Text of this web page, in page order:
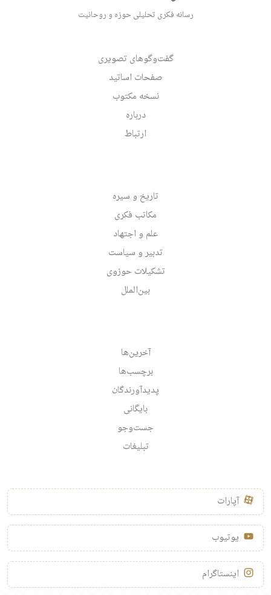
رسانه فکری تحلیلی حوزه و روحانیت
گفت‌وگوهای تصویری
صفحات اساتید
نسخه مکتوب
درباره
ارتباط
تاریخ و سیره
مکاتب فکری
علم و اجتهاد
تدبیر و سیاست
تشکیلات حوزوی
بین‌الملل
آخرین‌ها
برچسب‌ها
پدیدآورندگان
بایگانی
جست‌وجو
تبلیغات
آپارات
یوتیوب
اینستاگرام